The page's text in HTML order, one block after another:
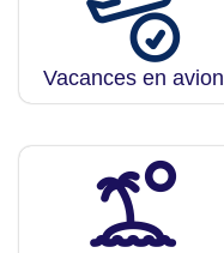
Vacances en avion